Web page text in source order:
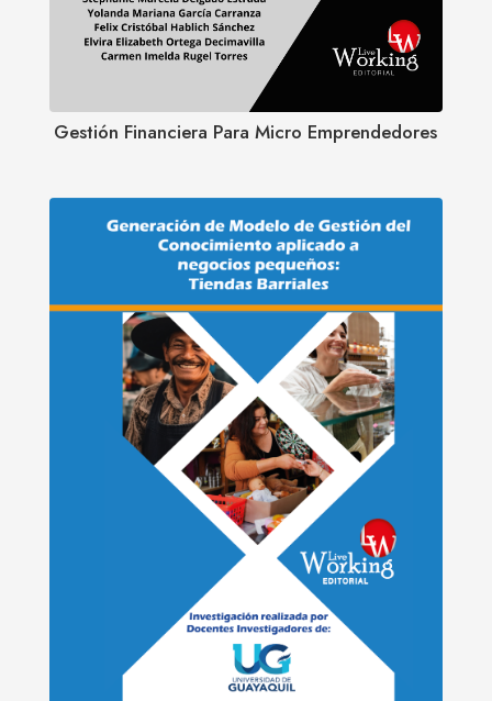
Gestión Financiera Para Micro Emprendedores